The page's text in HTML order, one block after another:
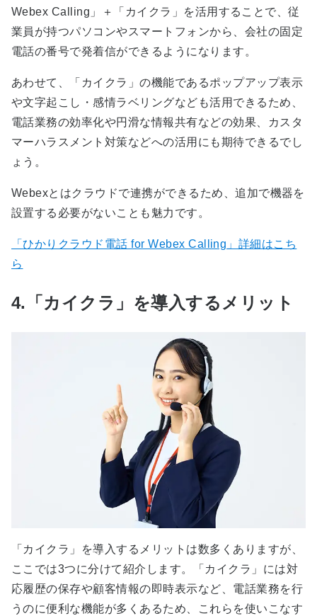
Webex Calling」＋「カイクラ」を活用することで、従
業員が持つパソコンやスマートフォンから、会社の固定
電話の番号で発着信ができるようになります。
あわせて、「カイクラ」の機能であるポップアップ表示
や文字起こし・感情ラベリングなども活用できるため、
電話業務の効率化や円滑な情報共有などの効果、カスタ
マーハラスメント対策などへの活用にも期待できるでし
ょう。
Webexとはクラウドで連携ができるため、追加で機器を
設置する必要がないことも魅力です。
「ひかりクラウド電話 for Webex Calling」詳細はこち
ら
4.「カイクラ」を導入するメリット
「カイクラ」を導入するメリットは数多くありますが、
ここでは3つに分けて紹介します。「カイクラ」には対
応履歴の保存や顧客情報の即時表示など、電話業務を行
うのに便利な機能が多くあるため、これらを使いこなす